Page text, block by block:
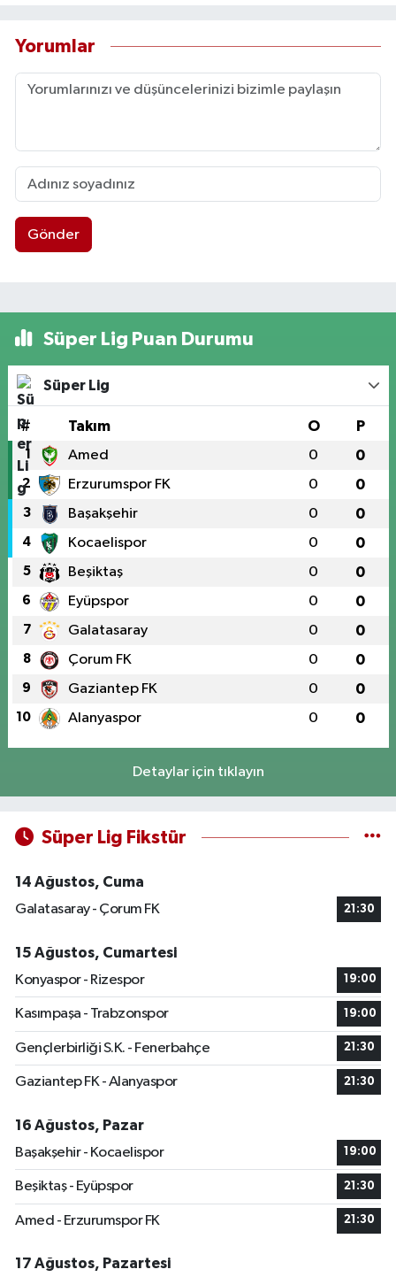
Yorumlar
Gönder
Süper Lig Puan Durumu
Süper Lig
# Takım O P
1 Amed 0 0
2 Erzurumspor FK 0 0
3 Başakşehir 0 0
4 Kocaelispor 0 0
5 Beşiktaş 0 0
6 Eyüpspor 0 0
7 Galatasaray 0 0
8 Çorum FK 0 0
9 Gaziantep FK 0 0
10 Alanyaspor 0 0
Detaylar için tıklayın
Süper Lig Fikstür
14 Ağustos, Cuma
Galatasaray - Çorum FK
21:30
15 Ağustos, Cumartesi
Konyaspor - Rizespor
19:00
Kasımpaşa - Trabzonspor 19:00
Gençlerbirliği S.K. - Fenerbahçe 21:30
Gaziantep FK - Alanyaspor 21:30
16 Ağustos, Pazar
Başakşehir - Kocaelispor
19:00
Beşiktaş - Eyüpspor 21:30
Amed - Erzurumspor FK 21:30
17 Ağustos, Pazartesi